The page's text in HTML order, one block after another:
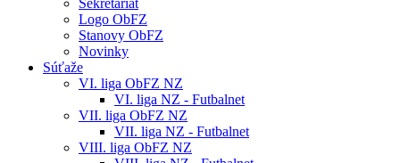
Sekretariát
Logo ObFZ
Stanovy ObFZ
Novinky
Súťaže
VI. liga ObFZ NZ
VI. liga NZ - Futbalnet
VII. liga ObFZ NZ
VII. liga NZ - Futbalnet
VIII. liga ObFZ NZ